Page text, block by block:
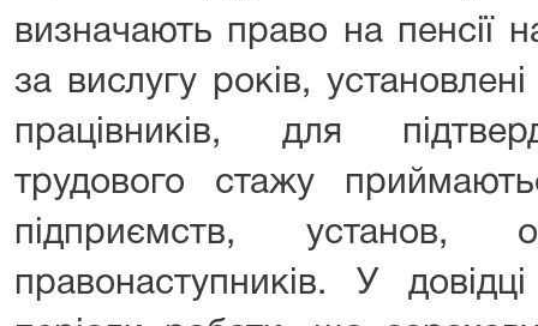
визначають право на пенсії
за вислугу років,
працівників, для
трудового стажу
підприємств, установ,
правонаступників. У